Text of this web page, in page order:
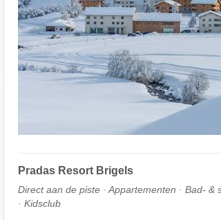
Pradas Resort Brigels
Direct aan de piste · Appartementen · Bad- &
· Kidsclub